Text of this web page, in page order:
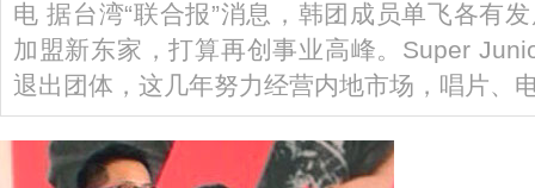
电 据台湾“联合报”消息，韩团成员单飞各有
加盟新东家，打算再创事业高峰。Super
退出团体，这几年努力经营内地市场，唱片、